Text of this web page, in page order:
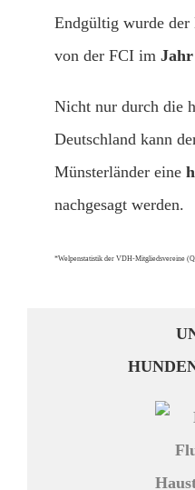
Endgültig wurde
von der FCI im Jahr
Nicht nur durch die
Deutschland kann
Münsterländer eine
nachgesagt werden.
*Welpenstatistik der VDH-Mitgliedsvereine